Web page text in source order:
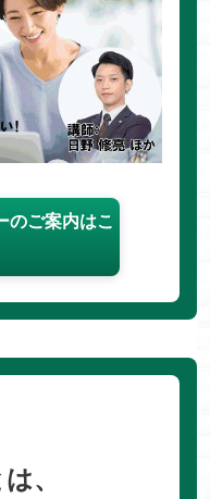
のご案内はこ
、